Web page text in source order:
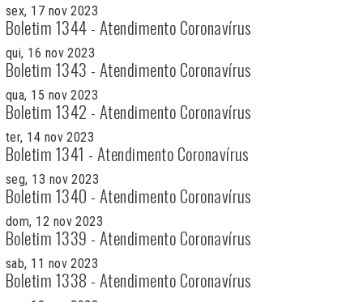
sex, 17 nov 2023
Boletim 1344 - Atendimento Coronavírus
qui, 16 nov 2023
Boletim 1343 - Atendimento Coronavírus
qua, 15 nov 2023
Boletim 1342 - Atendimento Coronavírus
ter, 14 nov 2023
Boletim 1341 - Atendimento Coronavírus
seg, 13 nov 2023
Boletim 1340 - Atendimento Coronavírus
dom, 12 nov 2023
Boletim 1339 - Atendimento Coronavírus
sab, 11 nov 2023
Boletim 1338 - Atendimento Coronavírus